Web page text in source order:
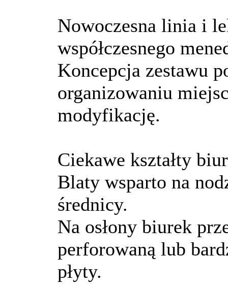
Nowoczesna linia i
współczesnego
Koncepcja zestawu
organizowaniu
modyfikację.
Ciekawe kształty
Blaty wsparto na
średnicy.
Na osłony biurek
perforowaną lub
płyty.